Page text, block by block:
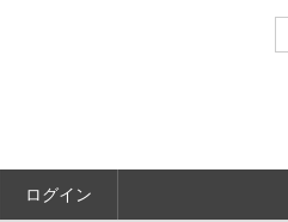
ログイン